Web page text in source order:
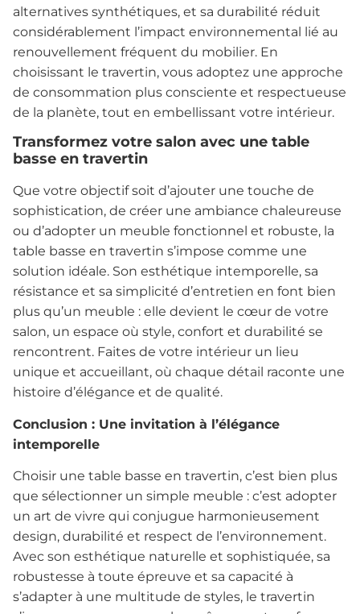
alternatives synthétiques, et sa durabilité réduit
considérablement l’impact environnemental lié au
renouvellement fréquent du mobilier. En
choisissant le travertin, vous adoptez une approche
de consommation plus consciente et respectueuse
de la planète, tout en embellissant votre intérieur.
Transformez votre salon avec une table
basse en travertin
Que votre objectif soit d’ajouter une touche de
sophistication, de créer une ambiance chaleureuse
ou d’adopter un meuble fonctionnel et robuste, la
table basse en travertin s’impose comme une
solution idéale. Son esthétique intemporelle, sa
résistance et sa simplicité d’entretien en font bien
plus qu’un meuble : elle devient le cœur de votre
salon, un espace où style, confort et durabilité se
rencontrent. Faites de votre intérieur un lieu
unique et accueillant, où chaque détail raconte une
histoire d’élégance et de qualité.
Conclusion : Une invitation à l’élégance
intemporelle
Choisir une table basse en travertin, c’est bien plus
que sélectionner un simple meuble : c’est adopter
un art de vivre qui conjugue harmonieusement
design, durabilité et respect de l’environnement.
Avec son esthétique naturelle et sophistiquée, sa
robustesse à toute épreuve et sa capacité à
s’adapter à une multitude de styles, le travertin